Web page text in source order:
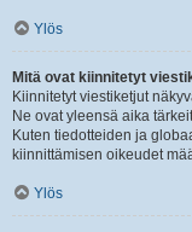
Ylös
Mitä ovat kiinnitetyt
Kiinnitetyt viestiketjut
Ne ovat yleensä aika
Kuten tiedotteiden ja
kiinnittämisen oikeudet
Ylös